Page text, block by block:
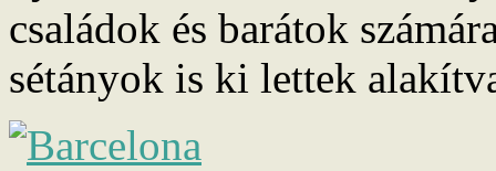
családok és barátok
sétányok is ki lettek